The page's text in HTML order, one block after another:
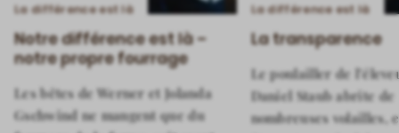
La différence est là
Notre différence est là –
notre propre fourrage
Les bêtes de Werner et Jolanda
Gschwind ne mangent que du
La différence est là
La transparence
Le poulailler de
Daniel Staub abrite de
nombreuses volailles,